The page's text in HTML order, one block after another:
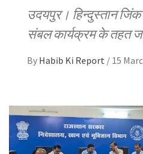
उदयपुर। हिन्दुस्तान
संबल कार्यक्रम के तहत
By Habib Ki Report / 15